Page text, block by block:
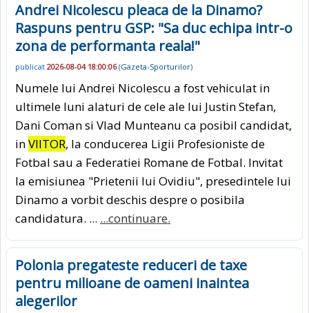
Andrei Nicolescu pleaca de la Dinamo?
Raspuns pentru GSP: "Sa duc echipa intr-o
zona de performanta reala!"
publicat 2026-08-04 18:00:06(Gazeta-Sporturilor)
Numele lui Andrei Nicolescu a fost vehiculat in
ultimele luni alaturi de cele ale lui Justin Stefan,
Dani Coman si Vlad Munteanu ca posibil candidat,
inVIITOR, la conducerea Ligii Profesioniste de
Fotbal sau a Federatiei Romane de Fotbal. Invitat
la emisiunea "Prietenii lui Ovidiu", presedintele lui
Dinamo a vorbit deschis despre o posibila
candidatura. ... ...continuare.
Polonia pregateste reduceri de taxe
pentru milioane de oameni inaintea
alegerilor